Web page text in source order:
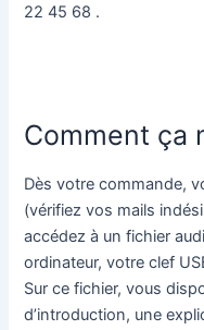
22 45 68 .
Comment ça
Dès votre commande,
(vérifiez vos mails
accédez à un fichier
ordinateur, votre clef
Sur ce fichier, vous
d’introduction, une